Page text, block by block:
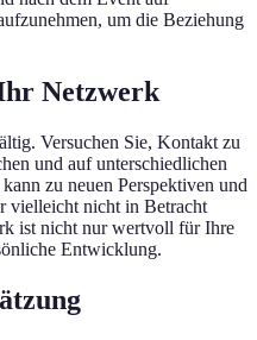
um die Beziehung
Netzwerk
Versuchen Sie, Kontakt zu
und auf unterschiedlichen
zu neuen Perspektiven und
vielleicht nicht in Betracht
ist nicht nur wertvoll für Ihre
Entwicklung.